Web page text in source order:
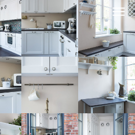
Close
WESSE DISAIN
PARTNERITE DISAIN
TEHNIKA